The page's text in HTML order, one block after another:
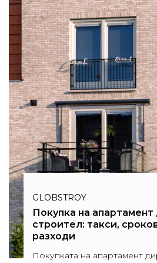
GLOBSTROY
Покупка на
строител: такси,
разходи
Покупката на апартамент